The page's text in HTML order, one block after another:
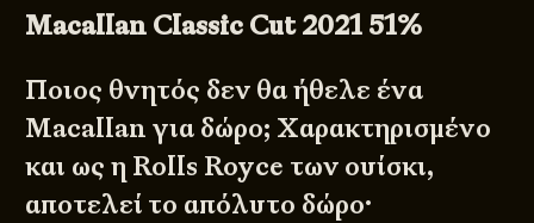
Macallan Classic Cut 2021 51%
Ποιος θνητός δεν θα ήθελε ένα
Macallan για δώρο; Χαρακτηρισμένο
και ως η Rolls Royce των ουίσκι,
αποτελεί το απόλυτο δώρο·